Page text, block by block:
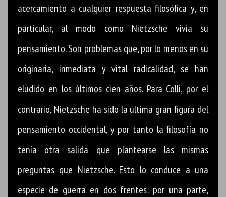
acercamiento a cualquier respuesta filosófica y, en
particular, al modo como Nietzsche vivía su
pensamiento. Son problemas que, por lo menos en su
originaria, inmediata y vital radicalidad, se han
eludido en los últimos cien años. Para Colli, por el
contrario, Nietzsche ha sido la última gran figura del
pensamiento occidental, y por tanto la filosofía no
tenía otra salida que plantearse las mismas
preguntas que Nietzsche. Esto lo conduce a una
especie de guerra en dos frentes: por una parte,